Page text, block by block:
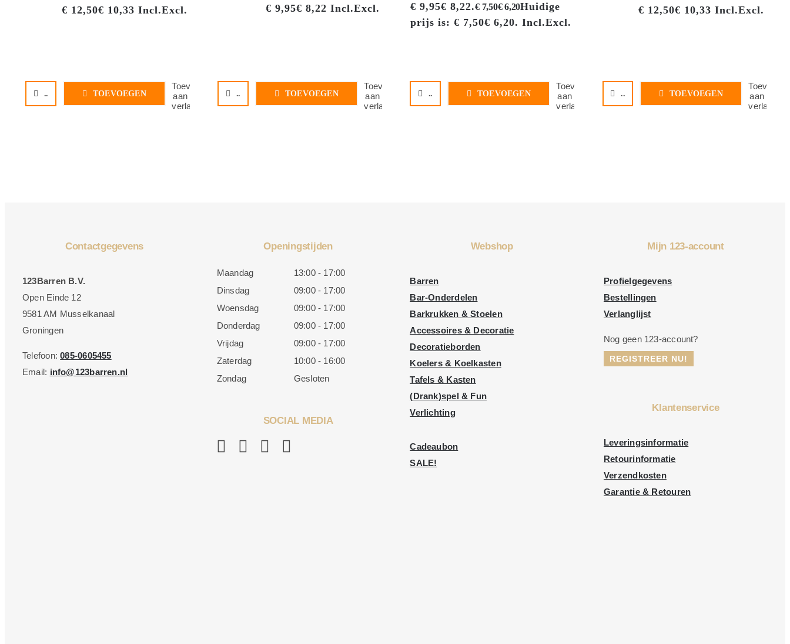
€ 12,50€ 10,33 Incl.Excl.
.. TOEVOEGEN
Toevoegen
aan
verlanglijst
€ 9,95€ 8,22 Incl.Excl.
.. TOEVOEGEN
Toevoegen
aan
verlanglijst
€ 9,95€ 8,22.€7,50€6,20Huidige
prijs is: € 7,50€ 6,20. Incl.Excl.
.. TOEVOEGEN
Toevoegen
aan
verlanglijst
€ 12,50€ 10,33 Incl.Excl.
.. TOEVOEGEN
aan
Contactgegevens
123Barren B.V.
Open Einde 12
9581 AM Musselkanaal
Groningen
Telefoon:085-0605455
Email: info@123barren.nl
Openingstijden
Maandag
13:00 - 17:00
Dinsdag
09:00 - 17:00
Woensdag
09:00 - 17:00
Donderdag
09:00 - 17:00
Vrijdag
09:00 - 17:00
Zaterdag
10:00 - 16:00
Zondag
Gesloten
SOCIAL MEDIA
Webshop
Barren
Bar-Onderdelen
Barkrukken & Stoelen
Accessoires & Decoratie
Decoratieborden
Koelers & Koelkasten
Tafels & Kasten
(Drank)spel & Fun
Verlichting
Cadeaubon
SALE!
Mijn 123-account
Profielgegevens
Bestellingen
Verlanglijst
Nog geen 123-account?
REGISTREER NU!
Klantenservice
Leveringsinformatie
Retourinformatie
Verzendkosten
Garantie & Retouren